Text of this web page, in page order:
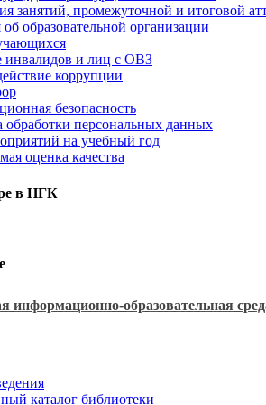
занятий, промежуточной и итоговой
образовательной организации
инвалидов и лиц с ОВЗ
коррупции
безопасность
обработки персональных данных
на учебный год
оценка качества
в НГК
информационно-образовательная
каталог библиотеки